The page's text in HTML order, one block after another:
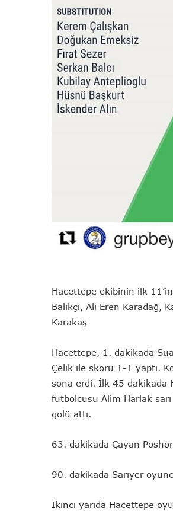
Hacettepe ekibinin ilk
Balıkçı, Ali Eren Karadağ,
Karakaş
Hacettepe, 1. dakikada
Çelik ile skoru 1-1 yaptı.
sona erdi. İlk 45 dakikada
futbolcusu Alim Harlak
golü attı.
63. dakikada Çayan
90. dakikada Sarıyer
İkinci yarıda Hacettepe